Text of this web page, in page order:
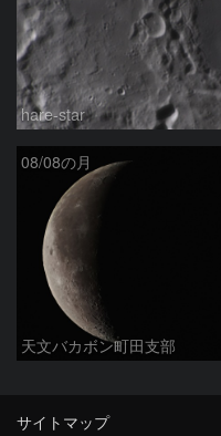
hare-star
08/08の月
天文バカボン町田支部
サイトマップ